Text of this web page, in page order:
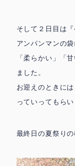
そして２日目は
アンパンマンの
「柔らかい」「
ました。
お迎えのときに
っていってもらい
最終日の夏祭りの